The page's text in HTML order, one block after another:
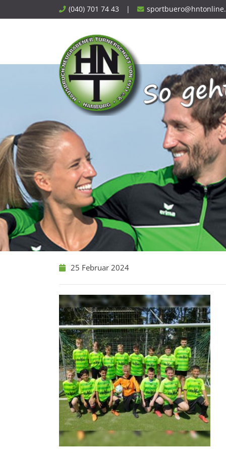
to
(040) 701 74 43 |
25 Februar 2024